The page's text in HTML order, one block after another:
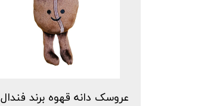
عروسک دانه قهوه برند فندال